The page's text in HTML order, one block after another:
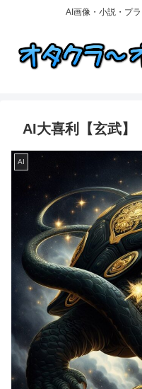
AI画像・小説・プ
AI大喜利【玄武】
AI